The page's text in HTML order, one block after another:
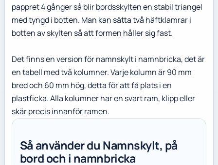
pappret 4 gånger så blir bordsskylten en stabil triangel
med tyngd i botten. Man kan sätta två häftklamrar i
botten av skylten så att formen håller sig fast.
Det finns en version för namnskylt i namnbricka, det är
en tabell med två kolumner. Varje kolumn är 90 mm
bred och 60 mm hög, detta för att få plats i en
plastficka. Alla kolumner har en svart ram, klipp eller
skär precis innanför ramen.
Så använder du Namnskylt, på
bord och i namnbricka